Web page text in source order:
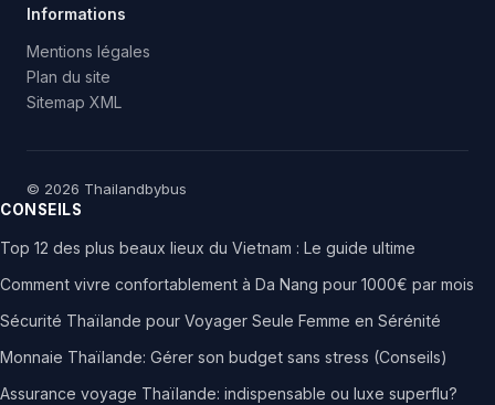
Informations
Mentions légales
Plan du site
Sitemap XML
© 2026 Thailandbybus
CONSEILS
Top 12 des plus beaux lieux du Vietnam : Le guide ultime
Comment vivre confortablement à Da Nang pour 1000€ par mois
Sécurité Thaïlande pour Voyager Seule Femme en Sérénité
Monnaie Thaïlande: Gérer son budget sans stress (Conseils)
Assurance voyage Thaïlande: indispensable ou luxe superflu?